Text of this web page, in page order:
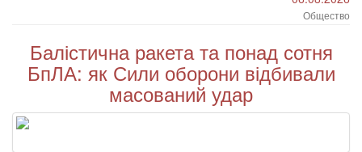
Общество
Балістична ракета та понад сотня
БпЛА: як Сили оборони відбивали
масований удар